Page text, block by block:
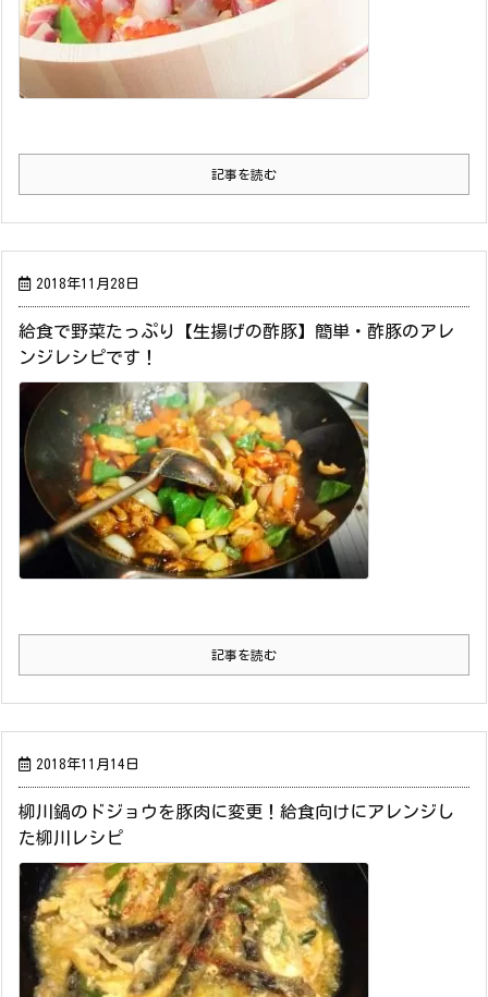
記事を読む
2018年11月28日
給食で野菜たっぷり【生揚げの酢豚】簡単・酢豚のアレ
ンジレシピです！
記事を読む
2018年11月14日
柳川鍋のドジョウを豚肉に変更！給食向けにアレンジし
た柳川レシピ